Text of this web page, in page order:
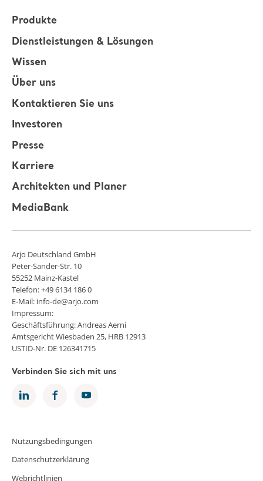
Produkte
Dienstleistungen & Lösungen
Wissen
Über uns
Kontaktieren Sie uns
Investoren
Presse
Karriere
Architekten und Planer
MediaBank
Arjo Deutschland GmbH
Peter-Sander-Str. 10
55252 Mainz-Kastel
Telefon: +49 6134 186 0
E-Mail: info-de@arjo.com
Impressum:
Geschäftsführung: Andreas Aerni
Amtsgericht Wiesbaden 25, HRB 12913
USTID-Nr. DE 126341715
Verbinden Sie sich mit uns
Nutzungsbedingungen
Datenschutzerklärung
Webrichtlinien